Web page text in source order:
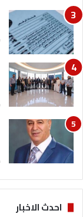
احدث الاخبار